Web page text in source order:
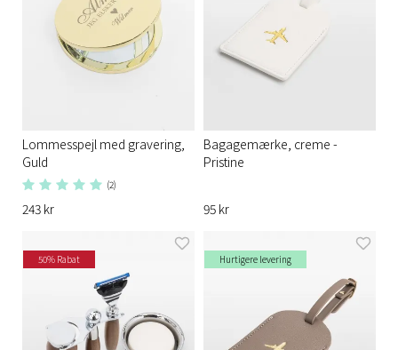
Lommesspejl med gravering,
Guld
(2)
243 kr
Bagagemærke, creme -
Pristine
95 kr
50% Rabat Hurtigere levering